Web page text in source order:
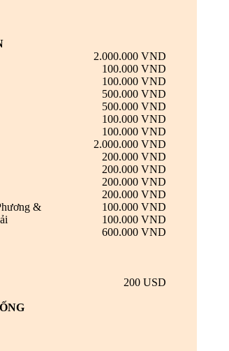
2.000.000 VND
100.000 VND
100.000 VND
500.000 VND
500.000 VND
100.000 VND
100.000 VND
2.000.000 VND
200.000 VND
200.000 VND
200.000 VND
200.000 VND
&
100.000 VND
100.000 VND
600.000 VND
200 USD